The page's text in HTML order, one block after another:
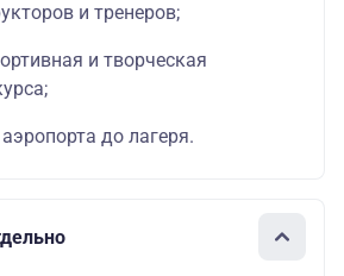
и тренеров;
и творческая
до лагеря.